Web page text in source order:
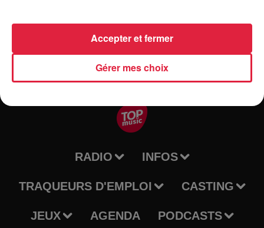
RADIO INFOS
TRAQUEURS D'EMPLOI CASTING
JEUX AGENDA PODCASTS
Gérer mes choix
Accepter et fermer